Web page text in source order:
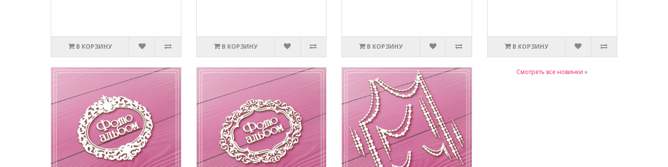
В КОРЗИНУ В КОРЗИНУ В КОРЗИНУ В КОРЗИНУ
Смотреть все новинки »